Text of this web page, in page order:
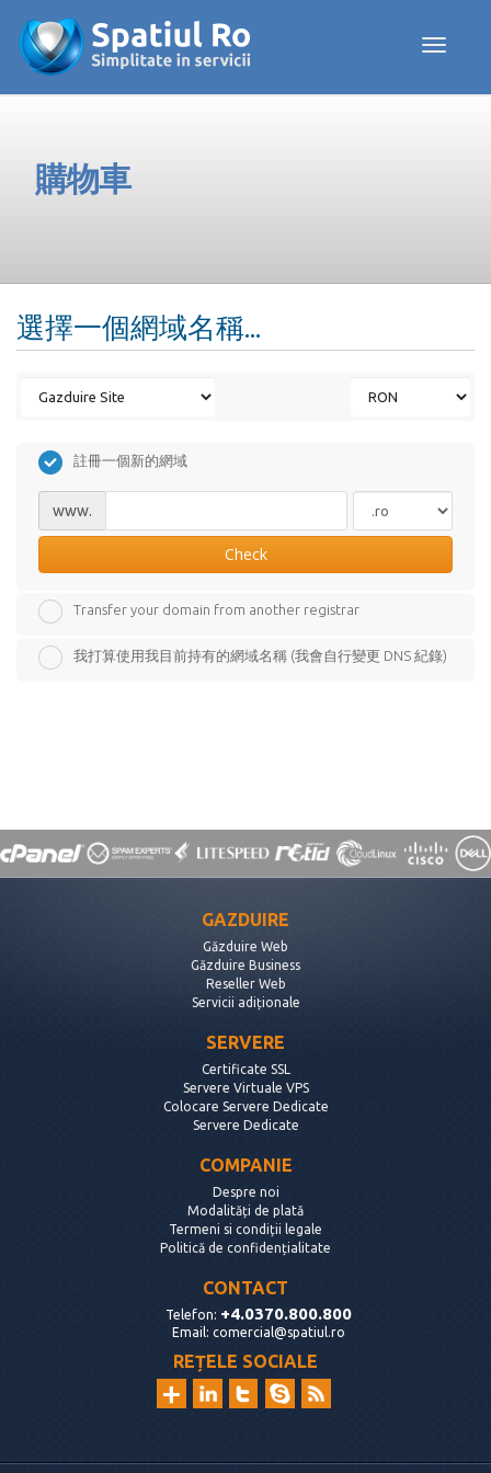
Toggle
購物車
選擇一個網域名稱...
註冊一個新的網域
www.
Check
Transfer your domain from another registrar
我打算使用我目前持有的網域名稱 (我會自行變更 DNS 紀錄)
GAZDUIRE
Găzduire Web
Găzduire Business
Reseller Web
Servicii adiționale
SERVERE
Certificate SSL
Servere Virtuale VPS
Colocare Servere Dedicate
Servere Dedicate
COMPANIE
Despre noi
Modalități de plată
Termeni si condiții legale
Politică de confidențialitate
CONTACT
Telefon: +4.0370.800.800
Email: comercial@spatiul.ro
REȚELE SOCIALE